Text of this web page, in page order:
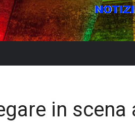
in scena